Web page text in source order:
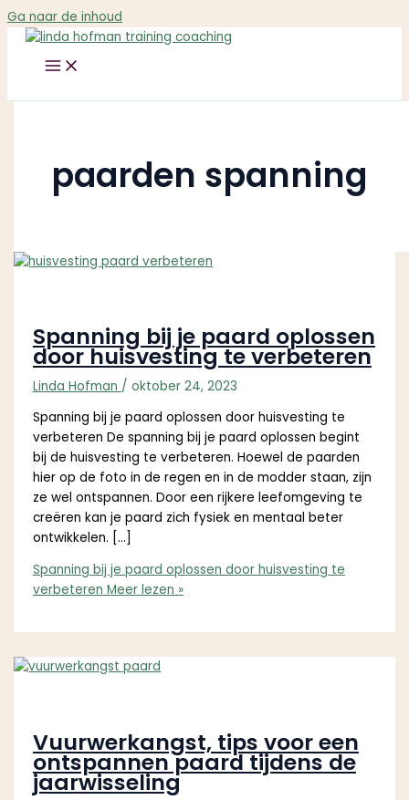
Ga naar de inhoud
paarden spanning
Spanning bij je paard oplossen
door huisvesting te verbeteren
Linda Hofman / oktober 24, 2023
Spanning bij je paard oplossen door huisvesting te
verbeteren De spanning bij je paard oplossen begint
bij de huisvesting te verbeteren. Hoewel de paarden
hier op de foto in de regen en in de modder staan, zijn
ze wel ontspannen. Door een rijkere leefomgeving te
creëren kan je paard zich fysiek en mentaal beter
ontwikkelen. […]
Spanning bij je paard oplossen door huisvesting te
verbeteren Meer lezen »
Vuurwerkangst, tips voor een
ontspannen paard tijdens de
jaarwisseling